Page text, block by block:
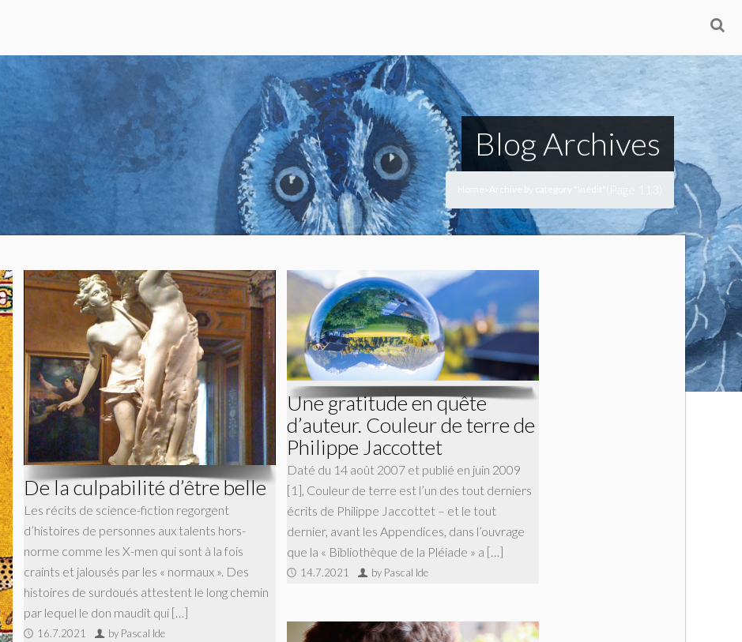
Blog Archives
De la culpabilité d’être belle
Les récits de science-fiction regorgent
d’histoires de personnes aux talents hors-
norme comme les X-men qui sont à la fois
craints et jalousés par les « normaux ». Des
histoires de surdoués attestent le long chemin
par lequel le don maudit qui […]
16.7.2021 by Pascal Ide
Une gratitude en quête
d’auteur. Couleur de terre de
Philippe Jaccottet
Daté du 14 août 2007 et publié en juin 2009
[1], Couleur de terre est l’un des tout derniers
écrits de Philippe Jaccottet – et le tout
dernier, avant les Appendices, dans l’ouvrage
que la « Bibliothèque de la Pléiade » a […]
14.7.2021 by Pascal Ide